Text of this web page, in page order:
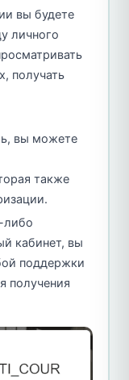
вы будете
личного
получать
вы можете
также
либо
кабинет, вы
поддержки
получения